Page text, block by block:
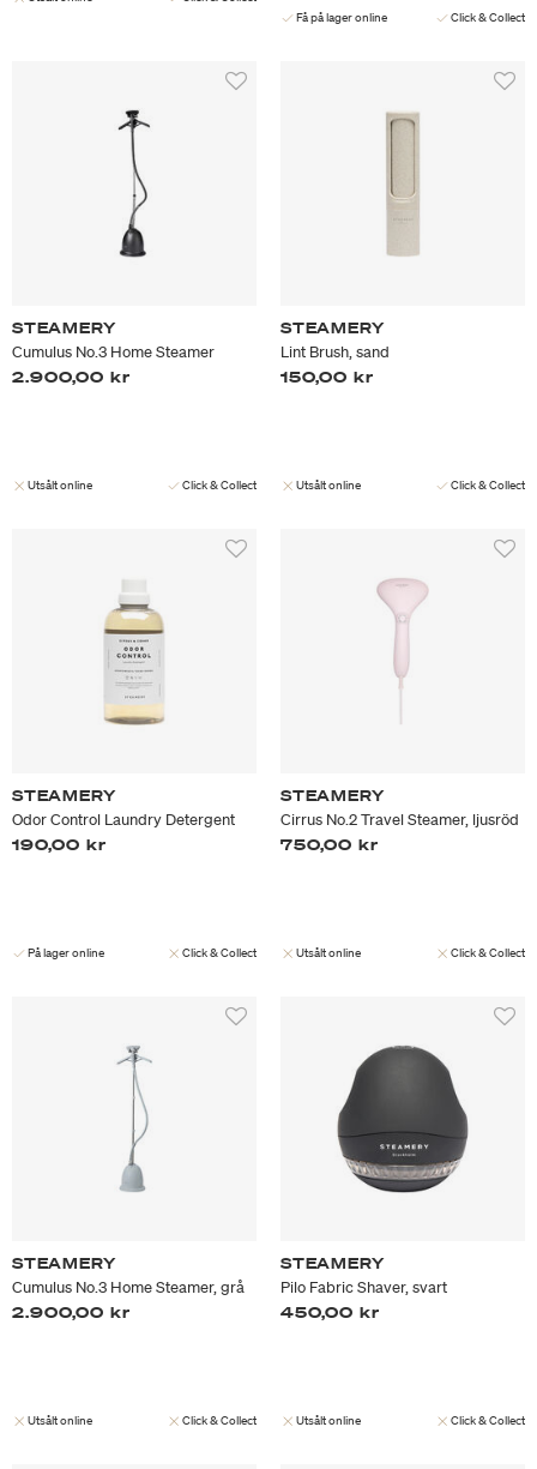
Få på lager online
Click & Collect
STEAMERY
Cumulus No.3 Home Steamer
2.900,00 kr
Utsålt online Click & Collect
STEAMERY
Lint Brush, sand
150,00 kr
Utsålt online Click & Collect
STEAMERY
Odor Control Laundry Detergent
190,00 kr
På lager online Click & Collect
STEAMERY
Cirrus No.2 Travel Steamer, ljusröd
750,00 kr
Utsålt online Click & Collect
STEAMERY
Cumulus No.3 Home Steamer, grå
2.900,00 kr
Utsålt online Click & Collect
STEAMERY
Pilo Fabric Shaver, svart
450,00 kr
Utsålt online Click & Collect